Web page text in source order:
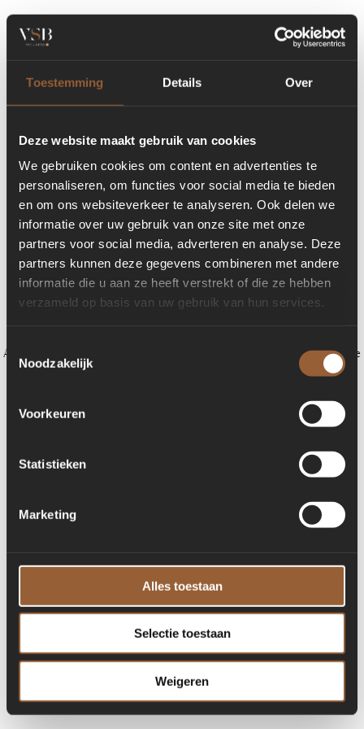
Toestemming Details Over
Deze website maakt gebruik van cookies
We gebruiken cookies om content en advertenties te
personaliseren, om functies voor social media te bieden
en om ons websiteverkeer te analyseren. Ook delen we
informatie over uw gebruik van onze site met onze
partners voor social media, adverteren en analyse. Deze
partners kunnen deze gegevens combineren met andere
informatie die u aan ze heeft verstrekt of die ze hebben
verzameld op basis van uw gebruik van hun services.
Toestemmingsselectie
Noodzakelijk
Voorkeuren
Statistieken
Marketing
Alles toestaan
Selectie toestaan
Weigeren
Application error: a client-side exception has occurred (see the browser console